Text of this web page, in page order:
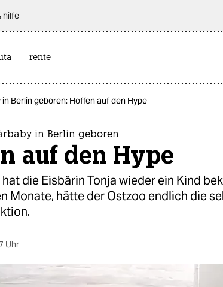
hilfe
rente
Berlin geboren: Hoffen auf den Hype
in Berlin geboren
auf den Hype
die Eisbärin Tonja wieder ein Kind
Monate, hätte der Ostzoo endlich die
Uhr